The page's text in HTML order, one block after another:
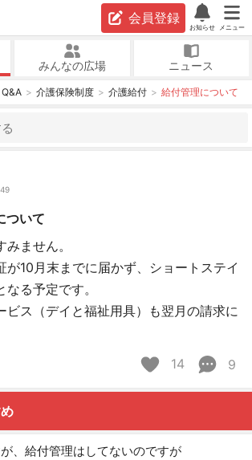
会員登録
お知らせ メニュー
みんなの広場 ニュース
Q&A 介護保険制度 介護給付 給付管理について
ついて
ません。
が10月末までに届かず、ショートステイ
る予定です。
ビス（デイと福祉用具）も翌月の請求に
14
9
、給付管理はしてないのですが